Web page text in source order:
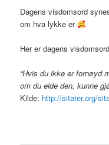
Dagens visdomsord
om hva lykke er
Her er dagens
“Hvis du ikke er fornøyd
om du eide den, kunne
Kilde: http://sitater.org/